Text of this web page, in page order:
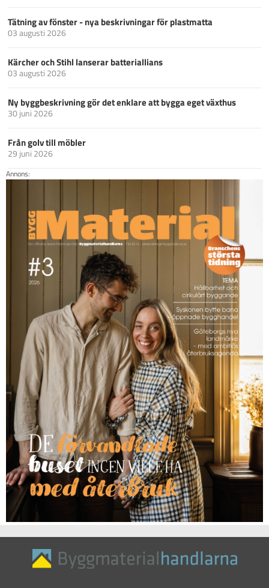
Tätning av fönster - nya beskrivningar för plastmatta
03 augusti 2026
Kärcher och Stihl lanserar batteriallians
03 augusti 2026
Ny byggbeskrivning gör det enklare att bygga eget växthus
30 juni 2026
Från golv till möbler
29 juni 2026
Annons: